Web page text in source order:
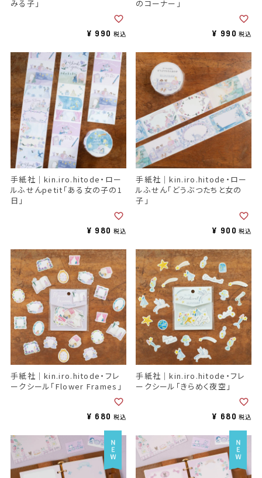
みる子」
¥ 990 税込
のコーナー」
¥ 990 税込
手紙社｜kin.iro.hitode・ロー
ルふせんpetit「ある女の子の1
日」
¥ 980 税込
手紙社｜kin.iro.hitode・ロー
ルふせん「どうぶつたちと女の
子」
¥ 900 税込
手紙社｜kin.iro.hitode・フレ
ークシール「Flower Frames」
¥ 680 税込
手紙社｜kin.iro.hitode・フレ
ークシール「きらめく夜空」
¥ 680 税込